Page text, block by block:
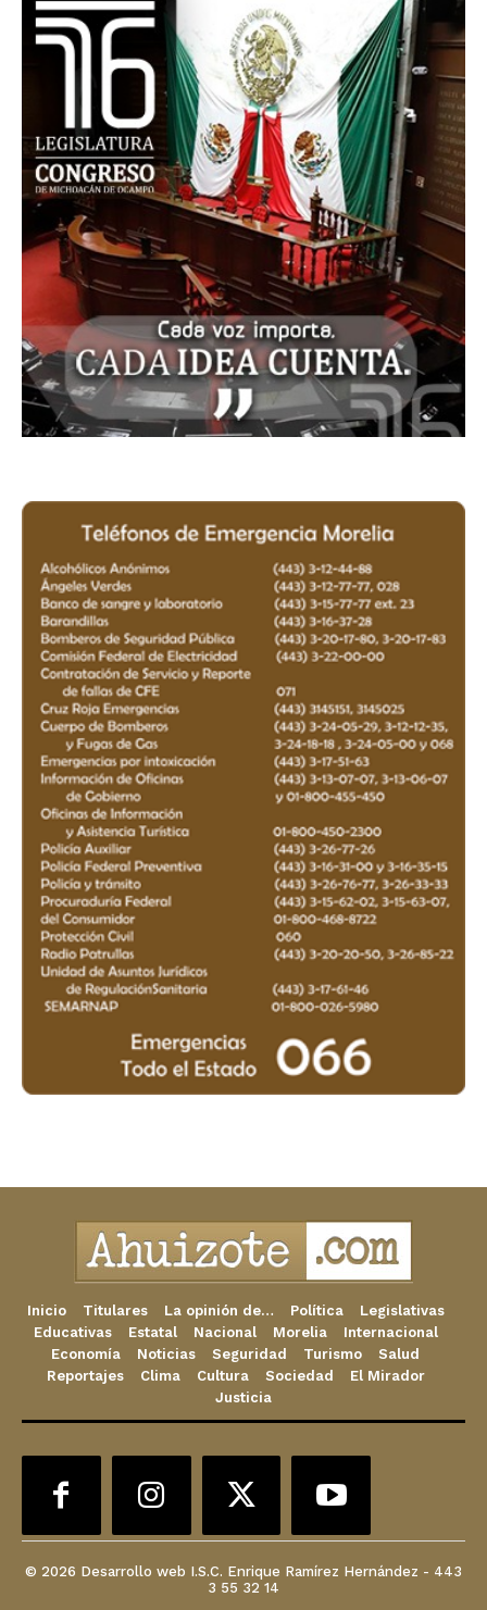
Inicio Titulares La opinión de… Política
Legislativas
Educativas
Estatal Nacional Morelia
Internacional
Economía
Noticias Seguridad Turismo
Salud
Reportajes
Clima Cultura Sociedad
El Mirador
Justicia
© 2026 Desarrollo web I.S.C. Enrique Ramírez Hernández - 443
3 55 32 14